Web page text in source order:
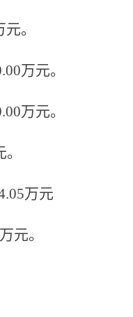
元。
万元。
万元。
万元
万元。